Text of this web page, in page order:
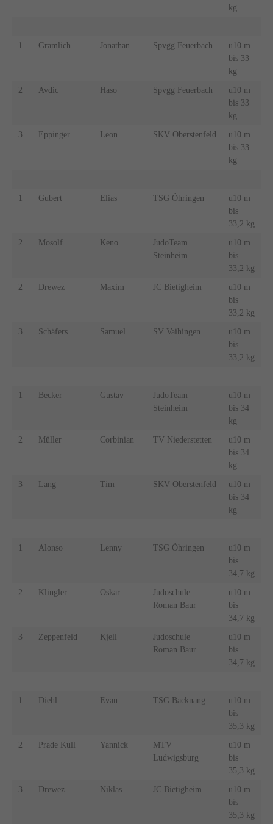
kg
1 Gramlich Jonathan Spvgg Feuerbach
u10 m
bis 33
kg
2 Avdic Haso Spvgg Feuerbach
u10 m
bis 33
kg
3 Eppinger Leon SKV Oberstenfeld
u10 m
bis 33
kg
1 Gubert Elias TSG Öhringen
u10 m
bis
33,2 kg
2 Mosolf Keno
JudoTeam
Steinheim
u10 m
bis
33,2 kg
2 Drewez Maxim JC Bietigheim
u10 m
bis
33,2 kg
3 Schäfers Samuel SV Vaihingen
u10 m
bis
33,2 kg
1 Becker Gustav
JudoTeam
Steinheim
u10 m
bis 34
kg
2 Müller Corbinian TV Niederstetten
u10 m
bis 34
kg
3 Lang Tim SKV Oberstenfeld
u10 m
bis 34
kg
1 Alonso Lenny TSG Öhringen
u10 m
bis
34,7 kg
2 Klingler Oskar
Judoschule
Roman Baur
u10 m
bis
34,7 kg
3 Zeppenfeld Kjell
Judoschule
Roman Baur
u10 m
bis
34,7 kg
1 Diehl Evan TSG Backnang
u10 m
bis
35,3 kg
2 Prade Kull Yannick
MTV
Ludwigsburg
u10 m
bis
35,3 kg
3 Drewez Niklas JC Bietigheim
u10 m
bis
35,3 kg